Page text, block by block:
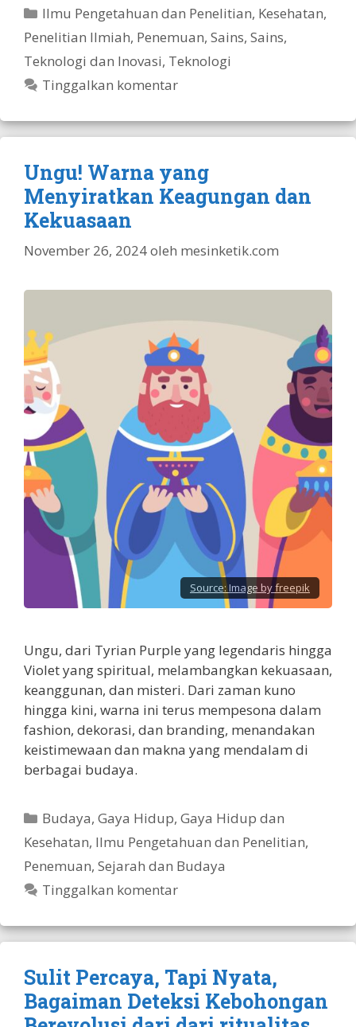
Kategori
Ilmu Pengetahuan dan Penelitian, Kesehatan,
Penelitian Ilmiah, Penemuan, Sains, Sains,
Teknologi dan Inovasi, Teknologi
Tinggalkan komentar
Ungu! Warna yang
Menyiratkan Keagungan dan
Kekuasaan
November 26, 2024oleh mesinketik.com
Source:Image by freepik
Ungu, dari Tyrian Purple yang legendaris hingga
Violet yang spiritual, melambangkan kekuasaan,
keanggunan, dan misteri. Dari zaman kuno
hingga kini, warna ini terus mempesona dalam
fashion, dekorasi, dan branding, menandakan
keistimewaan dan makna yang mendalam di
berbagai budaya.
Kategori
Budaya,Gaya Hidup,Gaya Hidup dan
Kesehatan, Ilmu Pengetahuan dan Penelitian,
Penemuan, Sejarah dan Budaya
Tinggalkan komentar
Sulit Percaya, Tapi Nyata,
Bagaiman Deteksi Kebohongan